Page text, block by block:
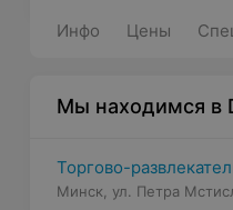
Инфо Цены
Мы находимся в
Торгово-
Минск, ул. Петра